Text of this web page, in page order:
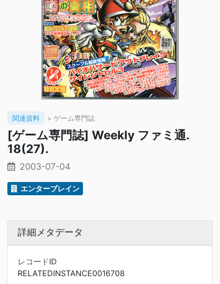
関連資料 > ゲーム専門誌
[ゲーム専門誌] Weekly ファミ通.
18(27).
2003-07-04
エンターブレイン
詳細メタデータ
レコードID
RELATEDINSTANCE0016708